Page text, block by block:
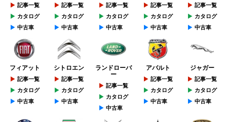
記事一覧
カタログ
中古車
記事一覧
カタログ
中古車
記事一覧
カタログ
中古車
記事一覧
カタログ
中古車
記事一覧
カタログ
中古車
フィアット
記事一覧
カタログ
中古車
シトロエン
記事一覧
カタログ
中古車
ランドローバ
ー
記事一覧
カタログ
中古車
アバルト
記事一覧
カタログ
中古車
ジャガー
記事一覧
カタログ
中古車